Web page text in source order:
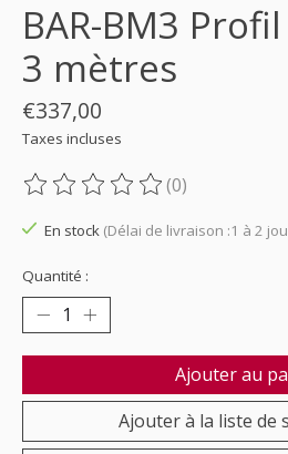
BAR-BM3
3 mètres
€337,00
Taxes incluses
Ce produit est évalué à
(0)
En stock (Délai de livraison :1 à 2
Quantité :
Ajouter au
Ajouter à la liste de